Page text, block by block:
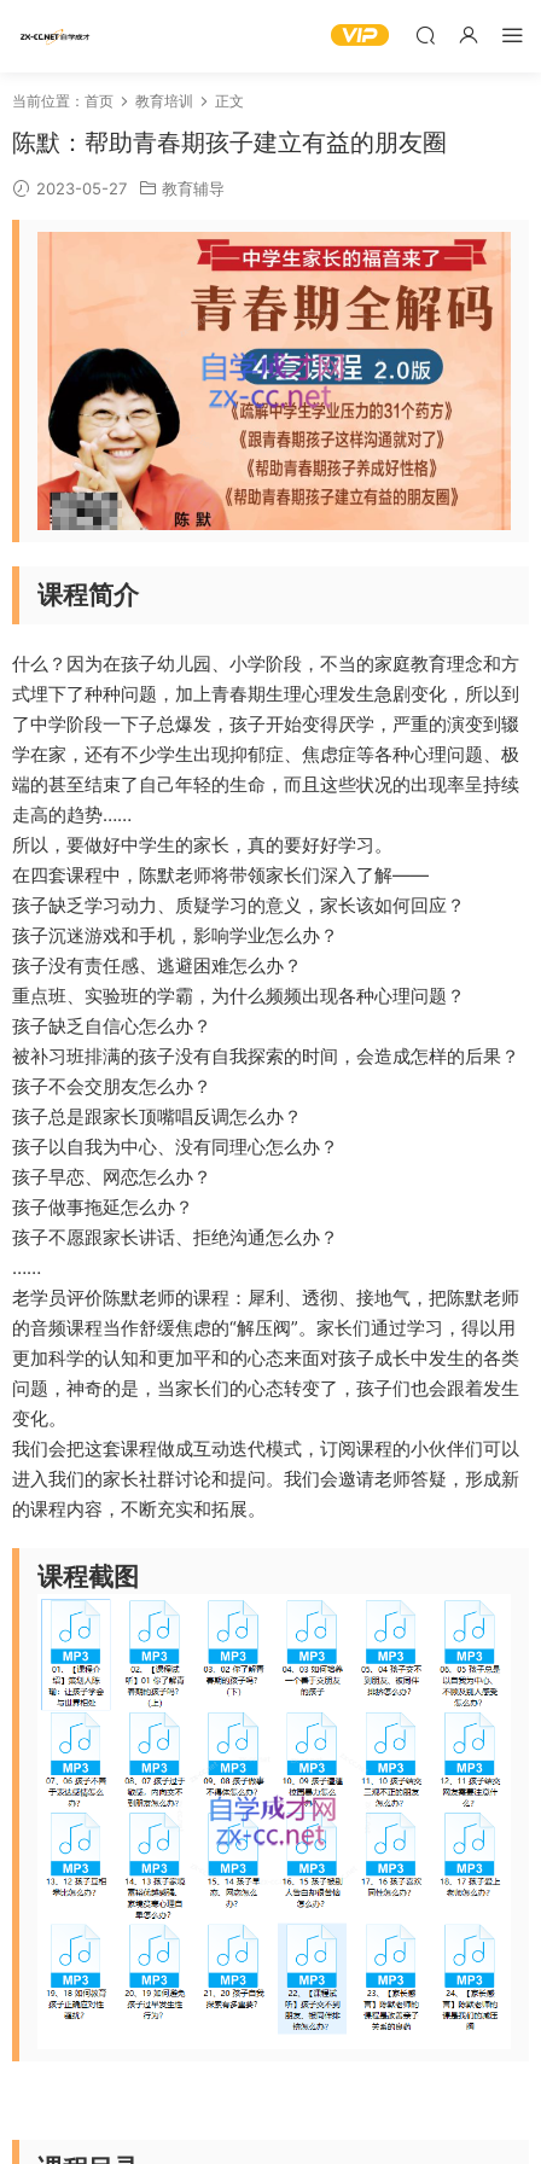
当前位置： 首页 教育培训 正文
陈默：帮助青春期孩子建立有益的朋友圈
2023-05-27 教育辅导
课程简介
什么？因为在孩子幼儿园、小学阶段，不当的家庭教育理念和方
式埋下了种种问题，加上青春期生理心理发生急剧变化，所以到
了中学阶段一下子总爆发，孩子开始变得厌学，严重的演变到辍
学在家，还有不少学生出现抑郁症、焦虑症等各种心理问题、极
端的甚至结束了自己年轻的生命，而且这些状况的出现率呈持续
走高的趋势……
所以，要做好中学生的家长，真的要好好学习。
在四套课程中，陈默老师将带领家长们深入了解——
孩子缺乏学习动力、质疑学习的意义，家长该如何回应？
孩子沉迷游戏和手机，影响学业怎么办？
孩子没有责任感、逃避困难怎么办？
重点班、实验班的学霸，为什么频频出现各种心理问题？
孩子缺乏自信心怎么办？
被补习班排满的孩子没有自我探索的时间，会造成怎样的后果？
孩子不会交朋友怎么办？
孩子总是跟家长顶嘴唱反调怎么办？
孩子以自我为中心、没有同理心怎么办？
孩子早恋、网恋怎么办？
孩子做事拖延怎么办？
孩子不愿跟家长讲话、拒绝沟通怎么办？
……
老学员评价陈默老师的课程：犀利、透彻、接地气，把陈默老师
的音频课程当作舒缓焦虑的“解压阀”。家长们通过学习，得以用
更加科学的认知和更加平和的心态来面对孩子成长中发生的各类
问题，神奇的是，当家长们的心态转变了，孩子们也会跟着发生
变化。
我们会把这套课程做成互动迭代模式，订阅课程的小伙伴们可以
进入我们的家长社群讨论和提问。我们会邀请老师答疑，形成新
的课程内容，不断充实和拓展。
课程截图